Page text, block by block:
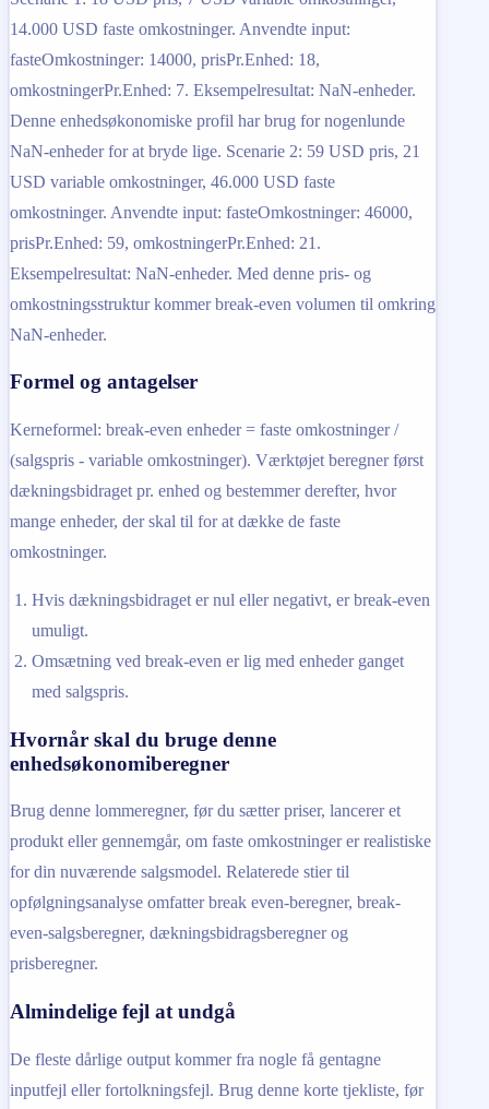
14.000 USD faste omkostninger. Anvendte input:
fasteOmkostninger: 14000, prisPr.Enhed: 18,
omkostningerPr.Enhed: 7. Eksempelresultat: NaN-enheder.
Denne enhedsøkonomiske profil har brug for nogenlunde
NaN-enheder for at bryde lige. Scenarie 2: 59 USD pris, 21
USD variable omkostninger, 46.000 USD faste
omkostninger. Anvendte input: fasteOmkostninger: 46000,
prisPr.Enhed: 59, omkostningerPr.Enhed: 21.
Eksempelresultat: NaN-enheder. Med denne pris- og
omkostningsstruktur kommer break-even volumen til omkring
NaN-enheder.
Formel og antagelser
Kerneformel: break-even enheder = faste omkostninger /
(salgspris - variable omkostninger). Værktøjet beregner først
dækningsbidraget pr. enhed og bestemmer derefter, hvor
mange enheder, der skal til for at dække de faste
omkostninger.
Hvis dækningsbidraget er nul eller negativt, er break-even
umuligt.
Omsætning ved break-even er lig med enheder ganget
med salgspris.
Hvornår skal du bruge denne
enhedsøkonomiberegner
Brug denne lommeregner, før du sætter priser, lancerer et
produkt eller gennemgår, om faste omkostninger er realistiske
for din nuværende salgsmodel. Relaterede stier til
opfølgningsanalyse omfatter break even-beregner, break-
even-salgsberegner, dækningsbidragsberegner og
prisberegner.
Almindelige fejl at undgå
De fleste dårlige output kommer fra nogle få gentagne
inputfejl eller fortolkningsfejl. Brug denne korte tjekliste, før